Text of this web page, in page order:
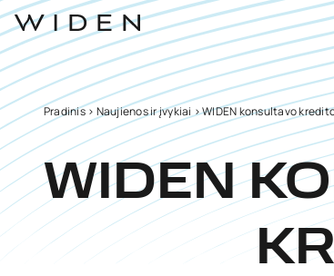
Pradinis > Naujienos ir įvykiai >WIDEN konsultavo
WIDEN